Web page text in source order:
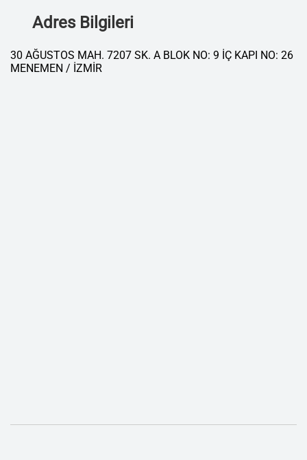
Adres Bilgileri
30 AĞUSTOS MAH. 7207 SK. A BLOK NO: 9 İÇ KAPI NO: 26
MENEMEN / İZMİR